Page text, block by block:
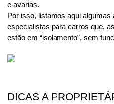
e avarias.
Por isso, listamos aqui
especialistas para carros que,
estão em “isolamento”, sem
DICAS A